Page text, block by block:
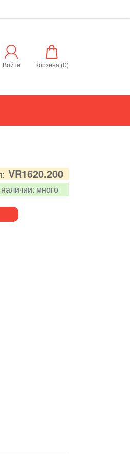
Войти Корзина (0)
VR1620.200
много